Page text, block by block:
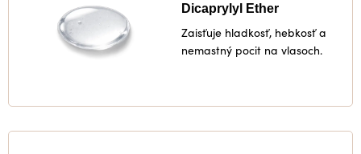
Dicaprylyl Ether
Zaisťuje hladkosť, hebkosť a
nemastný pocit na vlasoch.